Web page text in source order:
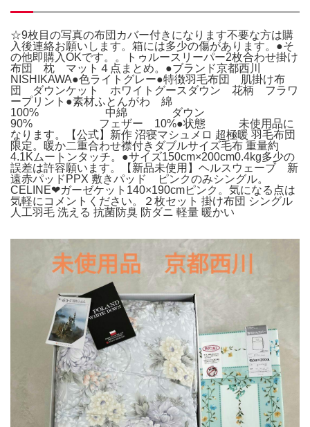
☆9枚目の写真の布団カバー付きになります不要な方は購
入後連絡お願いします。箱には多少の傷があります。●そ
の他即購入OKです。。トゥルースリーパー2枚合わせ掛け
布団 枕 マット４点まとめ。●ブランド京都西川
NISHIKAWA●色ライトグレー●特徴羽毛布団 肌掛け布
団 ダウンケット ホワイトグースダウン 花柄 フラワ
ープリント●素材ふとんがわ 綿
100% 中綿 ダウン
90% フェザー 10%●状態 未使用品に
なります。【公式】新作 沼寝マシュメロ 超極暖 羽毛布団
限定。暖か二重合わせ襟付きダブルサイズ毛布 重量約
4.1Kムートンタッチ。●サイズ150cm×200cm0.4kg多少の
誤差は許容願います。【新品未使用】ヘルスウェーブ 新
遠赤パッドPPX 敷きパッド ピンクのみシングル。
CELINE❤︎ガーゼケット140×190cmピンク。気になる点は
気軽にコメントください。２枚セット 掛け布団 シングル
人工羽毛 洗える 抗菌防臭 防ダニ 軽量 暖かい